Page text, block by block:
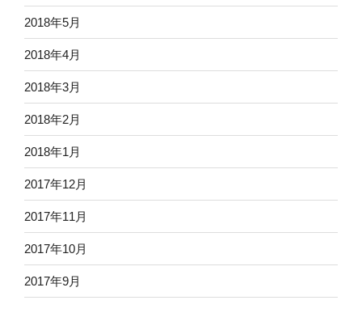
2018年5月
2018年4月
2018年3月
2018年2月
2018年1月
2017年12月
2017年11月
2017年10月
2017年9月